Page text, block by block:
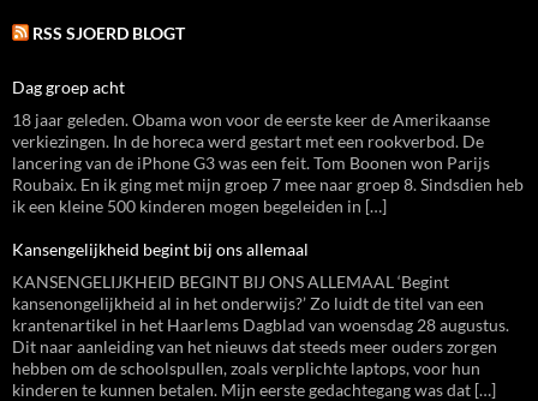
RSS SJOERD BLOGT
Dag groep acht
18 jaar geleden. Obama won voor de eerste keer de Amerikaanse
verkiezingen. In de horeca werd gestart met een rookverbod. De
lancering van de iPhone G3 was een feit. Tom Boonen won Parijs
Roubaix. En ik ging met mijn groep 7 mee naar groep 8. Sindsdien heb
ik een kleine 500 kinderen mogen begeleiden in […]
Kansengelijkheid begint bij ons allemaal
KANSENGELIJKHEID BEGINT BIJ ONS ALLEMAAL ‘Begint
kansenongelijkheid al in het onderwijs?’ Zo luidt de titel van een
krantenartikel in het Haarlems Dagblad van woensdag 28 augustus.
Dit naar aanleiding van het nieuws dat steeds meer ouders zorgen
hebben om de schoolspullen, zoals verplichte laptops, voor hun
kinderen te kunnen betalen. Mijn eerste gedachtegang was dat […]